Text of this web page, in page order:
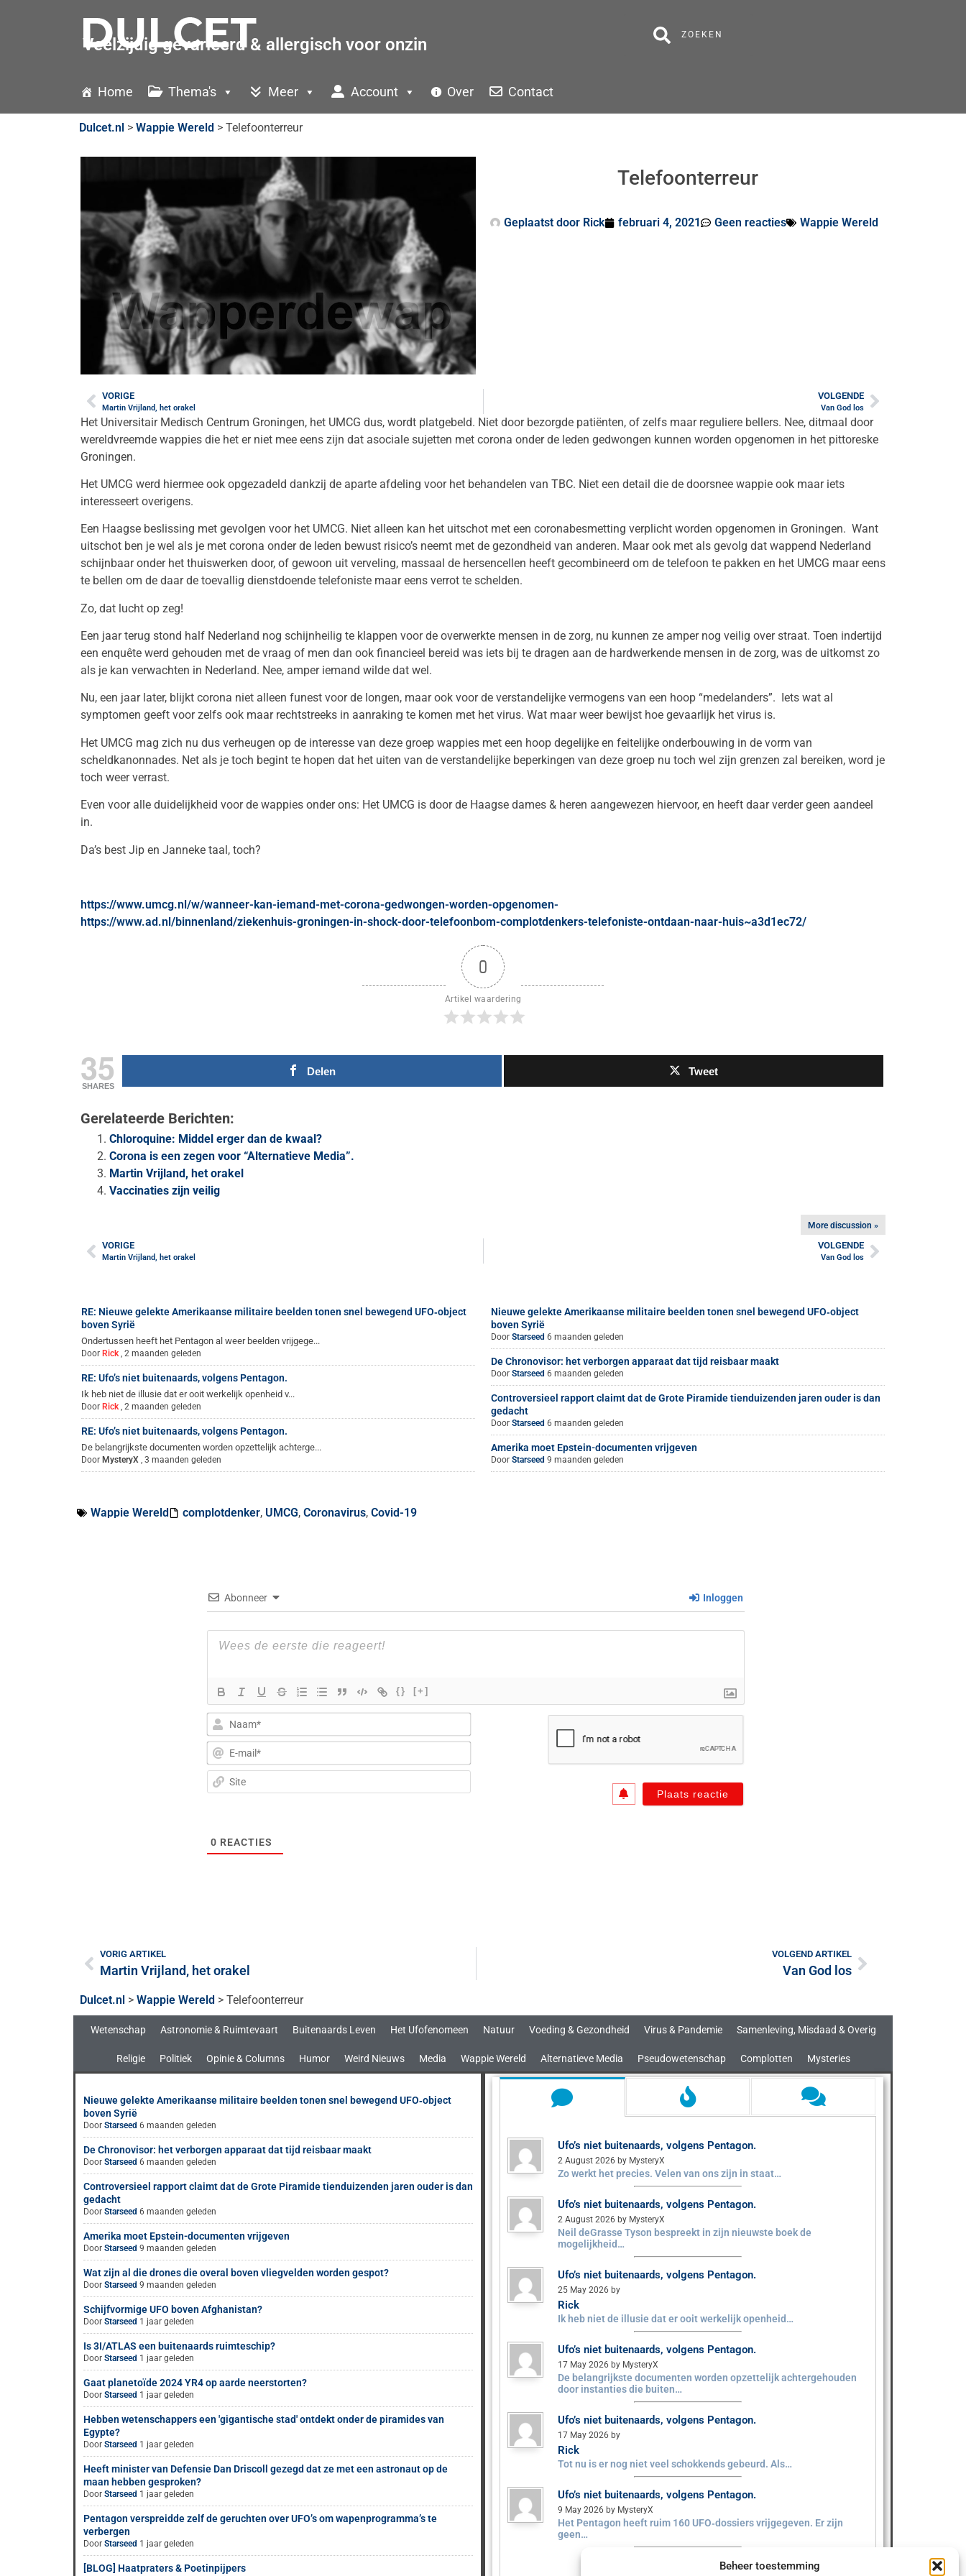
Beheer toestemming
Veelzijdig gevarieerd & allergisch voor onzin ZOEKEN
Home Thema's Meer Account Over Contact
Dulcet.nl > Wappie Wereld > Telefoonterreur
Telefoonterreur
Geplaatst door Rick februari 4, 2021 Geen reacties Wappie Wereld
VORIGE
Martin Vrijland, het orakel
VOLGENDE
Van God los
Het Universitair Medisch Centrum Groningen, het UMCG dus, wordt platgebeld. Niet door bezorgde patiënten, of zelfs maar reguliere bellers. Nee, ditmaal door
wereldvreemde wappies die het er niet mee eens zijn dat asociale sujetten met corona onder de leden gedwongen kunnen worden opgenomen in het pittoreske
Groningen.
Het UMCG werd hiermee ook opgezadeld dankzij de aparte afdeling voor het behandelen van TBC. Niet een detail die de doorsnee wappie ook maar iets
interesseert overigens.
Een Haagse beslissing met gevolgen voor het UMCG. Niet alleen kan het uitschot met een coronabesmetting verplicht worden opgenomen in Groningen. Want
uitschot ben je wel als je met corona onder de leden bewust risico’s neemt met de gezondheid van anderen. Maar ook met als gevolg dat wappend Nederland
schijnbaar onder het thuiswerken door, of gewoon uit verveling, massaal de hersencellen heeft gecombineerd om de telefoon te pakken en het UMCG maar eens
te bellen om de daar de toevallig dienstdoende telefoniste maar eens verrot te schelden.
Zo, dat lucht op zeg!
Een jaar terug stond half Nederland nog schijnheilig te klappen voor de overwerkte mensen in de zorg, nu kunnen ze amper nog veilig over straat. Toen indertijd
een enquête werd gehouden met de vraag of men dan ook financieel bereid was iets bij te dragen aan de hardwerkende mensen in de zorg, was de uitkomst zo
als je kan verwachten in Nederland. Nee, amper iemand wilde dat wel.
Nu, een jaar later, blijkt corona niet alleen funest voor de longen, maar ook voor de verstandelijke vermogens van een hoop “medelanders”. Iets wat al
symptomen geeft voor zelfs ook maar rechtstreeks in aanraking te komen met het virus. Wat maar weer bewijst hoe gevaarlijk het virus is.
Het UMCG mag zich nu dus verheugen op de interesse van deze groep wappies met een hoop degelijke en feitelijke onderbouwing in de vorm van
scheldkanonnades. Net als je toch begint te hopen dat het uiten van de verstandelijke beperkingen van deze groep nu toch wel zijn grenzen zal bereiken, word je
toch weer verrast.
Even voor alle duidelijkheid voor de wappies onder ons: Het UMCG is door de Haagse dames & heren aangewezen hiervoor, en heeft daar verder geen aandeel
in.
Da’s best Jip en Janneke taal, toch?
https://www.umcg.nl/w/wanneer-kan-iemand-met-corona-gedwongen-worden-opgenomen-
https://www.ad.nl/binnenland/ziekenhuis-groningen-in-shock-door-telefoonbom-complotdenkers-telefoniste-ontdaan-naar-huis~a3d1ec72/
0
Artikel waardering
35
SHARES
Delen Tweet
Gerelateerde Berichten:
Chloroquine: Middel erger dan de kwaal?
Corona is een zegen voor “Alternatieve Media”.
Martin Vrijland, het orakel
Vaccinaties zijn veilig
More discussion »
VORIGE
Martin Vrijland, het orakel
VOLGENDE
Van God los
RE: Nieuwe gelekte Amerikaanse militaire beelden tonen snel bewegend UFO‑object
boven Syrië
Ondertussen heeft het Pentagon al weer beelden vrijgege...
Door Rick, 2 maanden geleden
RE: Ufo’s niet buitenaards, volgens Pentagon.
Ik heb niet de illusie dat er ooit werkelijk openheid v...
Door Rick, 2 maanden geleden
RE: Ufo’s niet buitenaards, volgens Pentagon.
De belangrijkste documenten worden opzettelijk achterge...
Door MysteryX , 3 maanden geleden
Nieuwe gelekte Amerikaanse militaire beelden tonen snel bewegend UFO‑object
boven Syrië
Door Starseed 6 maanden geleden
De Chronovisor: het verborgen apparaat dat tijd reisbaar maakt
Door Starseed 6 maanden geleden
Controversieel rapport claimt dat de Grote Piramide tienduizenden jaren ouder is dan
gedacht
Door Starseed 6 maanden geleden
Amerika moet Epstein-documenten vrijgeven
Door Starseed 9 maanden geleden
Wappie Wereld complotdenker, UMCG, Coronavirus, Covid-19
Abonneer Inloggen
{} [+]
Naam*
E-
mail*
Site
0 REACTIES
VORIG ARTIKEL
Martin Vrijland, het orakel
VOLGEND ARTIKEL
Van God los
Dulcet.nl > Wappie Wereld > Telefoonterreur
Wetenschap Astronomie & Ruimtevaart Buitenaards Leven Het Ufofenomeen Natuur Voeding & Gezondheid Virus & Pandemie Samenleving, Misdaad & Overig
Religie Politiek Opinie & Columns Humor Weird Nieuws Media Wappie Wereld Alternatieve Media Pseudowetenschap Complotten Mysteries
Nieuwe gelekte Amerikaanse militaire beelden tonen snel bewegend UFO‑object
boven Syrië
Door Starseed 6 maanden geleden
De Chronovisor: het verborgen apparaat dat tijd reisbaar maakt
Door Starseed 6 maanden geleden
Controversieel rapport claimt dat de Grote Piramide tienduizenden jaren ouder is dan
gedacht
Door Starseed 6 maanden geleden
Amerika moet Epstein-documenten vrijgeven
Door Starseed 9 maanden geleden
Wat zijn al die drones die overal boven vliegvelden worden gespot?
Door Starseed 9 maanden geleden
Schijfvormige UFO boven Afghanistan?
Door Starseed 1 jaar geleden
Is 3I/ATLAS een buitenaards ruimteschip?
Door Starseed 1 jaar geleden
Gaat planetoïde 2024 YR4 op aarde neerstorten?
Door Starseed 1 jaar geleden
Hebben wetenschappers een 'gigantische stad' ontdekt onder de piramides van
Egypte?
Door Starseed 1 jaar geleden
Heeft minister van Defensie Dan Driscoll gezegd dat ze met een astronaut op de
maan hebben gesproken?
Door Starseed 1 jaar geleden
Pentagon verspreidde zelf de geruchten over UFO’s om wapenprogramma’s te
verbergen
Door Starseed 1 jaar geleden
[BLOG] Haatpraters & Poetinpijpers
Ufo’s niet buitenaards, volgens Pentagon.
2 August 2026 by MysteryX
Zo werkt het precies. Velen van ons zijn in staat…
Ufo’s niet buitenaards, volgens Pentagon.
2 August 2026 by MysteryX
Neil deGrasse Tyson bespreekt in zijn nieuwste boek de
mogelijkheid…
Ufo’s niet buitenaards, volgens Pentagon.
25 May 2026 by
Rick
Ik heb niet de illusie dat er ooit werkelijk openheid…
Ufo’s niet buitenaards, volgens Pentagon.
17 May 2026 by MysteryX
De belangrijkste documenten worden opzettelijk achtergehouden
door instanties die buiten…
Ufo’s niet buitenaards, volgens Pentagon.
17 May 2026 by
Rick
Tot nu is er nog niet veel schokkends gebeurd. Als…
Ufo’s niet buitenaards, volgens Pentagon.
9 May 2026 by MysteryX
Het Pentagon heeft ruim 160 UFO‑dossiers vrijgegeven. Er zijn
geen…